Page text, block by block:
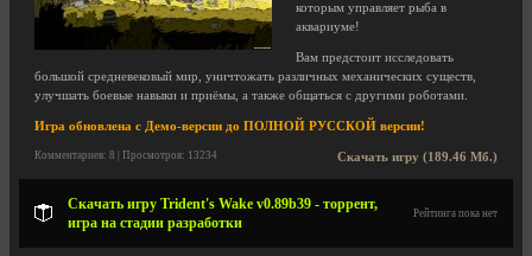
которым управляет рыба в
аквариуме!
Вам предстоит исследовать
большой средневековый мир, уничтожать различных механических существ,
улучшать боевые навыки и приёмы, а также общаться с другими роботами.
Игра обновлена с Демо-версии до ПОЛНОЙ РУССКОЙ версии!
Скачать игру (189.46 Мб.)
Комментариев: 8 | Просмотров: 13234
Скачать игру Trident's Wake v0.89b39 - торрент,
игра на стадии разработки
Рейтинга пока нет